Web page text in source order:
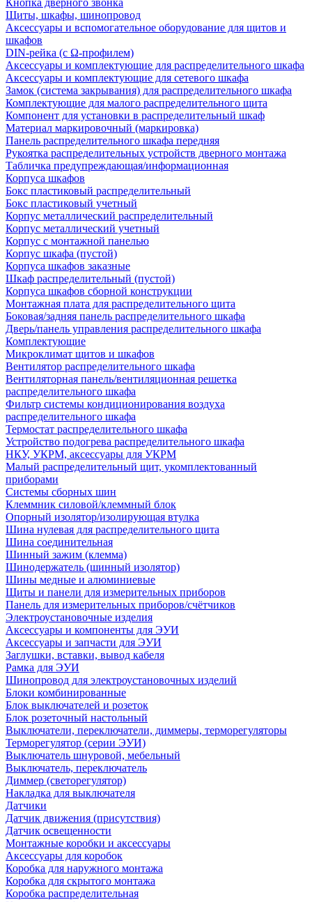
Кнопка дверного звонка
Щиты, шкафы, шинопровод
Аксессуары и вспомогательное оборудование для щитов и
шкафов
DIN-рейка (с Ω-профилем)
Аксессуары и комплектующие для распределительного шкафа
Аксессуары и комплектующие для сетевого шкафа
Замок (система закрывания) для распределительного шкафа
Комплектующие для малого распределительного щита
Компонент для установки в распределительный шкаф
Материал маркировочный (маркировка)
Панель распределительного шкафа передняя
Рукоятка распределительных устройств дверного монтажа
Табличка предупреждающая/информационная
Корпуса шкафов
Бокс пластиковый распределительный
Бокс пластиковый учетный
Корпус металлический распределительный
Корпус металлический учетный
Корпус с монтажной панелью
Корпус шкафа (пустой)
Корпуса шкафов заказные
Шкаф распределительный (пустой)
Корпуса шкафов сборной конструкции
Монтажная плата для распределительного щита
Боковая/задняя панель распределительного шкафа
Дверь/панель управления распределительного шкафа
Комплектующие
Микроклимат щитов и шкафов
Вентилятор распределительного шкафа
Вентиляторная панель/вентиляционная решетка
распределительного шкафа
Фильтр системы кондиционирования воздуха
распределительного шкафа
Термостат распределительного шкафа
Устройство подогрева распределительного шкафа
НКУ, УКРМ, аксессуары для УКРМ
Малый распределительный щит, укомплектованный
приборами
Системы сборных шин
Клеммник силовой/клеммный блок
Опорный изолятор/изолирующая втулка
Шина нулевая для распределительного щита
Шина соединительная
Шинный зажим (клемма)
Шинодержатель (шинный изолятор)
Шины медные и алюминиевые
Щиты и панели для измерительных приборов
Панель для измерительных приборов/счётчиков
Электроустановочные изделия
Аксессуары и компоненты для ЭУИ
Аксессуары и запчасти для ЭУИ
Заглушки, вставки, вывод кабеля
Рамка для ЭУИ
Шинопровод для электроустановочных изделий
Блоки комбинированные
Блок выключателей и розеток
Блок розеточный настольный
Выключатели, переключатели, диммеры, терморегуляторы
Терморегулятор (серии ЭУИ)
Выключатель шнуровой, мебельный
Выключатель, переключатель
Диммер (светорегулятор)
Накладка для выключателя
Датчики
Датчик движения (присутствия)
Датчик освещенности
Монтажные коробки и аксессуары
Аксессуары для коробок
Коробка для наружного монтажа
Коробка для скрытого монтажа
Коробка распределительная